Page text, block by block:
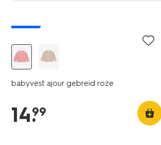
babyvest ajour gebreid roze
14.
99